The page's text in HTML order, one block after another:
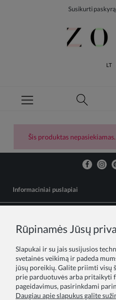
Susikurti paskyrą
LT
Šis produktas nepasiekiamas.
Informaciniai puslapiai
Peržiūrėkite visą
Sklep internetowy
Rūpinamės Jūsų
Slapukai ir su jais susijusios
svetainės veikimą ir padeda
jūsų poreikių. Galite priimti visų
prie parduotuvės arba pritaikyti
pageidavimus, pasirinkdami
Daugiau apie slapukus galite